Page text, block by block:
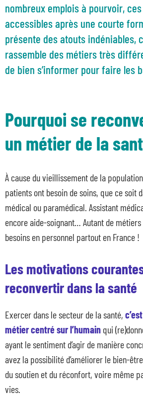
nombreux emplois à pourvoir,
accessibles après une courte
présente des atouts indéniables,
rassemble des métiers très
de bien s’informer pour faire les
Pourquoi se
un métier de la
À cause du vieillissement de la
patients ont besoin de soins, que ce soit
médical ou paramédical. Assistant
encore aide-soignant… Autant de
besoins en personnel partout en France !
Les motivations
reconvertir dans la santé
Exercer dans le secteur de la santé,
métier centré sur l’humain qui
ayant le sentiment d’agir de manière
avez la possibilité d’améliorer le bien-
du soutien et du réconfort, voire même
vies.